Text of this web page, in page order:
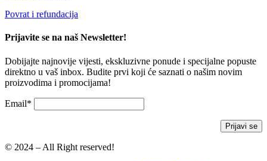
Povrat i refundacija
Prijavite se na naš Newsletter!
Dobijajte najnovije vijesti, ekskluzivne ponude i specijalne popuste
direktno u vaš inbox. Budite prvi koji će saznati o našim novim
proizvodima i promocijama!
Email*
© 2024 – All Right reserved!